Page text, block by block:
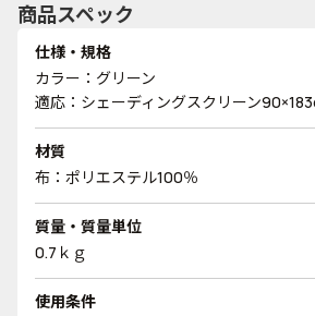
商品スペック
仕様・規格
カラー：グリーン
適応：シェーディングスクリーン
材質
布：ポリエステル100％
質量・質量単位
0.7ｋｇ
使用条件